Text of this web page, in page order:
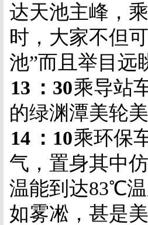
达天池主峰，
时，大家不但
池”而且举目远
13 ： 30乘导站
的绿渊潭美轮
14 ： 10乘环保
气，置身其中
温能到达83℃温
如雾凇，甚是